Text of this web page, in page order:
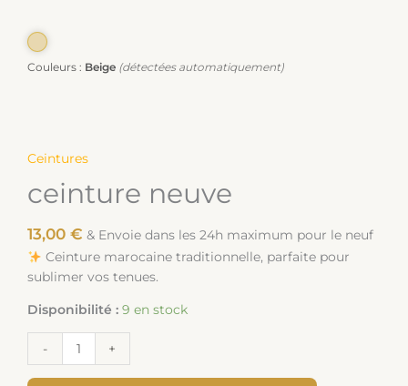
Couleurs : Beige (détectées automatiquement)
Ceintures
ceinture neuve
13,00 € & Envoie dans les 24h maximum pour le neuf
Ceinture marocaine traditionnelle, parfaite pour
sublimer vos tenues.
Disponibilité : 9 en stock
- +